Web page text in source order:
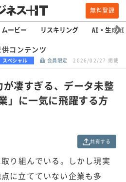
無料登録
ムービー リスキリング AI・生成AI
コンテンツ
スペシャル 会員限定 2026/02/27 掲載
が凄すぎる、データ未整
」に一気に飛躍する方
共有する
り組んでいる。しかし現実
に立てていない企業も多